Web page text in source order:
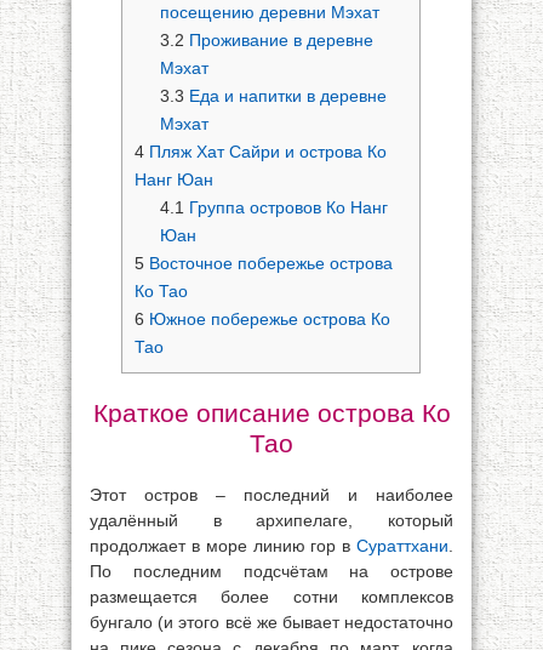
посещению деревни Мэхат
3.2 Проживание в деревне
Мэхат
3.3 Еда и напитки в деревне
Мэхат
4 Пляж Хат Сайри и острова Ко
Нанг Юан
4.1 Группа островов Ко Нанг
Юан
5 Восточное побережье острова
Ко Тао
6 Южное побережье острова Ко
Тао
Краткое описание острова Ко
Тао
Этот остров – последний и наиболее
удалённый в архипелаге, который
продолжает в море линию гор в Сураттхани
По последним подсчётам на острове
размещается более сотни комплексов
бунгало (и этого всё же бывает недостаточно